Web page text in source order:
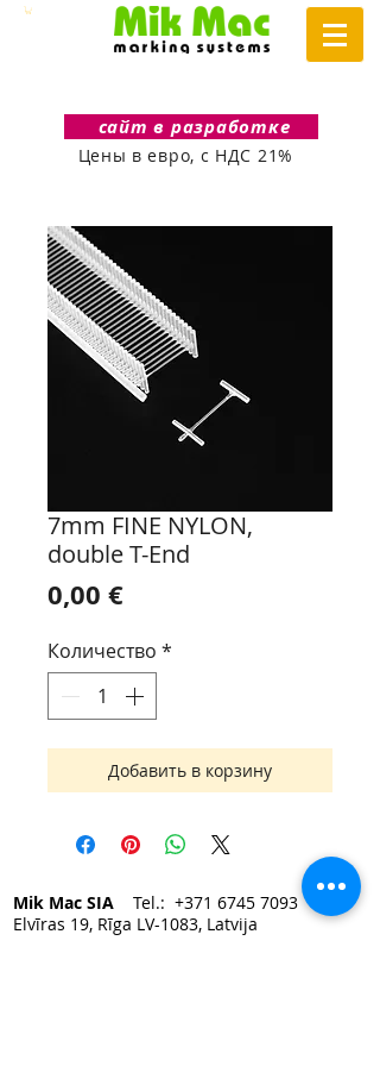
сайт в разработке
Цены в евро, с НДС 21%
7mm FINE NYLON,
double T-End
0,00 €Цена
Количество *
Добавить в корзину
Mik Mac SIA Tel.: +371 6745 7093
Elvīras 19, Rīga LV-1083, Latvija